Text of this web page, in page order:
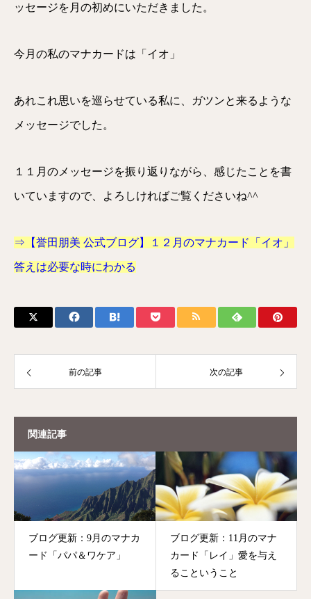
ッセージを月の初めにいただきました。
今月の私のマナカードは「イオ」
あれこれ思いを巡らせている私に、ガツンと来るような
メッセージでした。
１１月のメッセージを振り返りながら、感じたことを書
いていますので、よろしければご覧くださいね^^
⇒【誉田朋美 公式ブログ】１２月のマナカード「イオ」
答えは必要な時にわかる
前の記事 次の記事
関連記事
ブログ更新：9月のマナカ
ード「パパ＆ワケア」
ブログ更新：11月のマナ
カード「レイ」愛を与え
るこということ